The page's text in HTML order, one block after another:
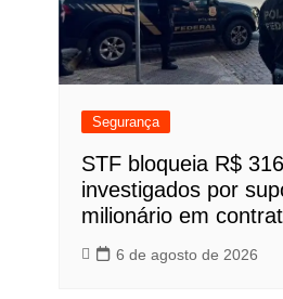
Segurança
STF bloqueia R$
investigados por
milionário em
6 de agosto de 2026